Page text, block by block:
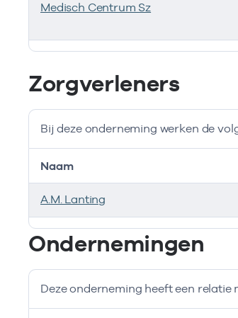
Deze onderneming heeft de volgende
Medisch Centrum Sz
Zorgverleners
Bij deze onderneming werken de
Bij deze onderneming werken de
Naam
A.M. Lanting
Ondernemingen
Deze onderneming heeft een